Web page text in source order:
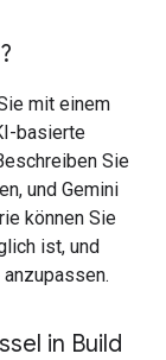
mit einem
basierte
Sie
und Gemini
können Sie
ist, und
in Build